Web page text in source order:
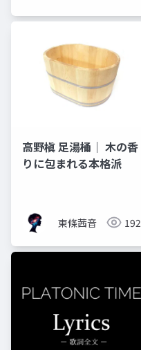
高野槇 足湯桶｜ 木の香
りに包まれる本格派
東條茜音 192